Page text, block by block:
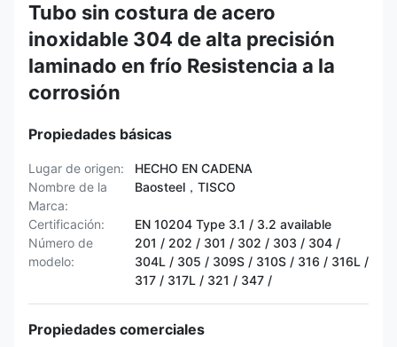
Tubo sin costura de acero
inoxidable 304 de alta precisión
laminado en frío Resistencia a la
corrosión
Propiedades básicas
Lugar de origen:
HECHO EN CADENA
Nombre de la
Marca:
Baosteel，TISCO
Certificación:
EN 10204 Type 3.1 / 3.2 available
Número de
modelo:
201 / 202 / 301 / 302 / 303 / 304 /
304L / 305 / 309S / 310S / 316 / 316L /
317 / 317L / 321 / 347 /
Propiedades comerciales